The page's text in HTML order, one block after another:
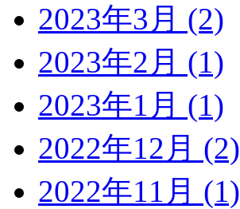
2023年3月 (2)
2023年2月 (1)
2023年1月 (1)
2022年12月 (2)
2022年11月 (1)